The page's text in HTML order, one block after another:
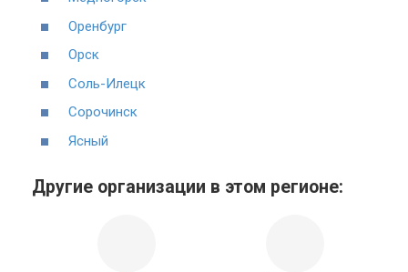
Оренбург
Орск
Соль-Илецк
Сорочинск
Ясный
Другие организации в этом регионе: